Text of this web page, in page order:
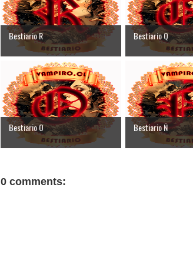
Bestiario R Bestiario Q
Bestiario O Bestiario Ñ
0 comments: